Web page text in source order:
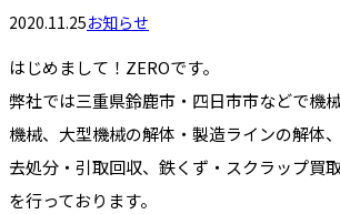
2020.11.25お知らせ
はじめまして！ZEROです。
弊社では三重県鈴鹿市・四日市市などで機
機械、大型機械の解体・製造ラインの解体
去処分・引取回収、鉄くず・スクラップ買
を行っております。